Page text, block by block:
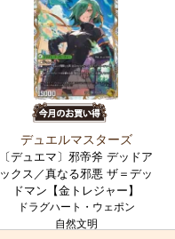
デュエルマスターズ
〔デュエマ〕邪帝斧 デッドア
ックス／真なる邪悪 ザ＝デッ
ドマン【金トレジャー】
ドラグハート・ウェポン
自然文明